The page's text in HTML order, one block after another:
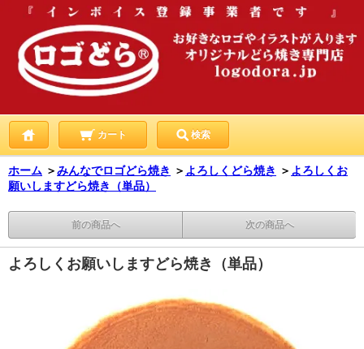
カート 検索
ホーム ＞みんなでロゴどら焼き ＞ よろしくどら焼き ＞ よろしくお
願いしますどら焼き（単品）
前の商品へ 次の商品へ
よろしくお願いしますどら焼き（単品）